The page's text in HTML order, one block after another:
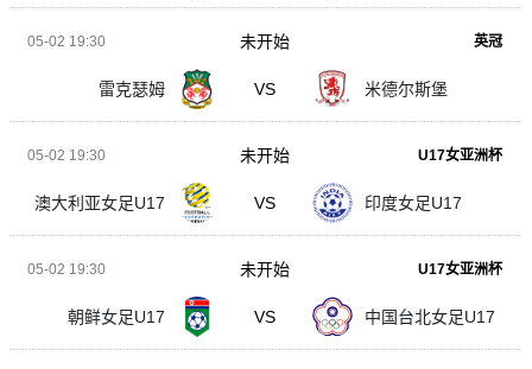
05-02 19:30 英冠
雷克瑟姆 VS 米德尔斯堡
未开始
05-02 19:30 U17女亚洲杯
澳大利亚女足U17 VS 印度女足U17
未开始
05-02 19:30 U17女亚洲杯
朝鲜女足U17 VS 中国台北女足U17
未开始